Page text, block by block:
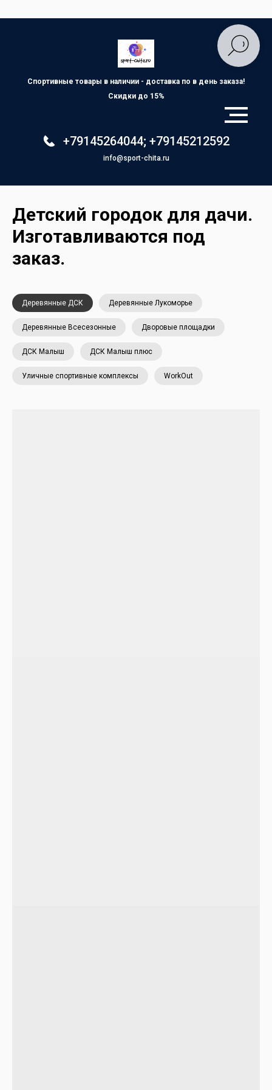
Спортивные товары в наличии - доставка по в день заказа!
Скидки до 15%
+79145264044; +79145212592
info@sport-chita.ru
Детский городок для дачи.
Изготавливаются под
заказ.
Деревянные ДСК Деревянные Лукоморье
Деревянные Всесезонные Дворовые площадки
ДСК Малыш ДСК Малыш плюс
Уличные спортивные комплексы WorkOut